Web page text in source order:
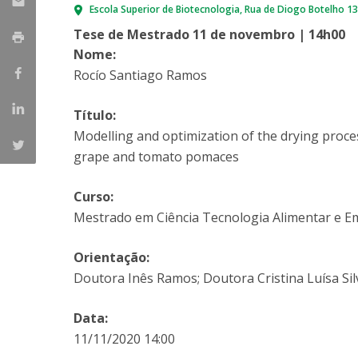
Parcerias Estratégicas
Iniciativas Nacionais
O que dizem sobre a ESB
Candidaturas
Escola Superior de Biotecnologia Rua de Diogo Botelho
Tese de Mestrado 11 de novembro | 14h00
Nome:
Rocío Santiago Ramos
Título:
Modelling and optimization of the drying
grape and tomato pomaces
Curso:
Mestrado em Ciência Tecnologia Alimentar e
Orientação:
Doutora Inês Ramos; Doutora Cristina Luísa
Data:
11/11/2020 14:00